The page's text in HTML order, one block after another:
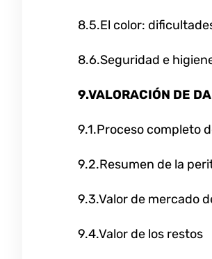
8.5.El color:
8.6.Seguridad e
9.VALORACIÓN DE
9.1.Proceso completo
9.2.Resumen de la
9.3.Valor de mercado
9.4.Valor de los restos